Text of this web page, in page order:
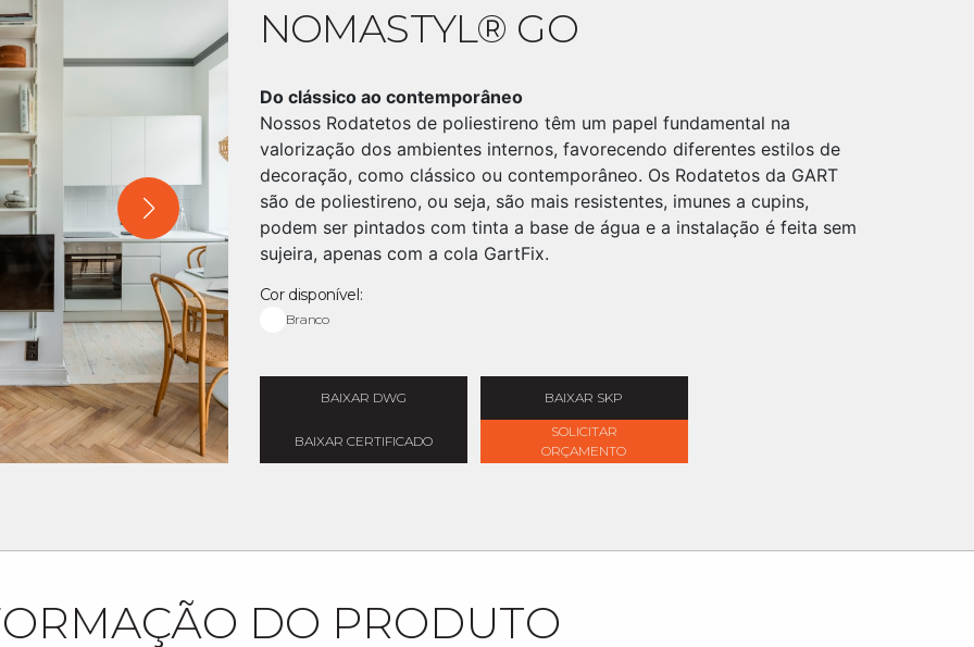
NOMASTYL® GO
Do clássico ao contemporâneo
Nossos Rodatetos de poliestireno têm um papel fundamental na
valorização dos ambientes internos, favorecendo diferentes estilos de
decoração, como clássico ou contemporâneo. Os Rodatetos da GART
são de poliestireno, ou seja, são mais resistentes, imunes a cupins,
podem ser pintados com tinta a base de água e a instalação é feita sem
sujeira, apenas com a cola GartFix.
Cor disponível:
Branco
BAIXAR DWG BAIXAR SKP
BAIXAR CERTIFICADO
SOLICITAR
ORÇAMENTO
DO PRODUTO